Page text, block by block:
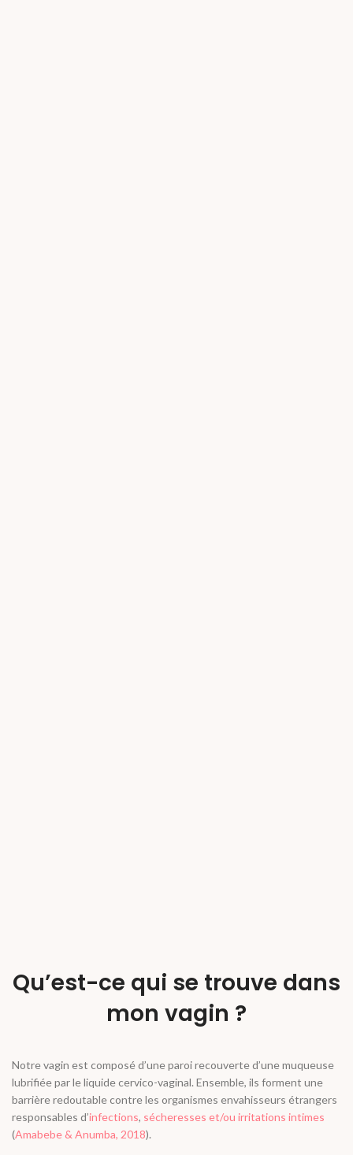
Qu’est-ce qui se trouve dans
mon vagin ?
Notre vagin est composé d’une paroi recouverte d’une muqueuse
lubrifiée par le liquide cervico-vaginal. Ensemble, ils forment une
barrière redoutable contre les organismes envahisseurs étrangers
responsables d’infections, sécheresses et/ou irritations intimes
(Amabebe & Anumba, 2018).